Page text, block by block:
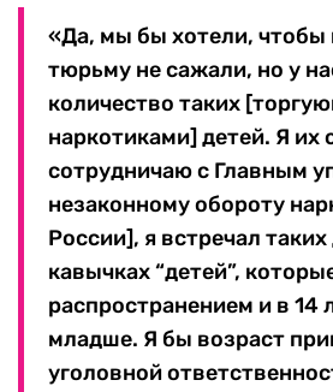
«Да, мы бы хотели, чтобы
тюрьму не сажали, но у
количество таких
наркотиками] детей. Я их
сотрудничаю с Главным
незаконному обороту
России], я встречал таких
кавычках “детей”,
распространением и в 14
младше. Я бы возраст
уголовной